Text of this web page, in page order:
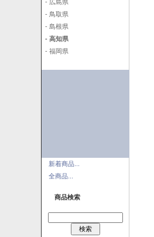
- 広島県
- 鳥取県
- 島根県
- 高知県
- 福岡県
新着商品...
全商品...
商品検索